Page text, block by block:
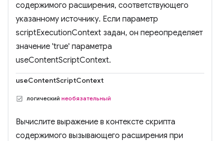
содержимого расширения, соответствующего
указанному источнику. Если параметр
scriptExecutionContext задан, он переопределяет
значение 'true' параметра
useContentScriptContext.
useContentScriptContext
логический необязательный
Вычислите выражение в контексте скрипта
содержимого вызывающего расширения при